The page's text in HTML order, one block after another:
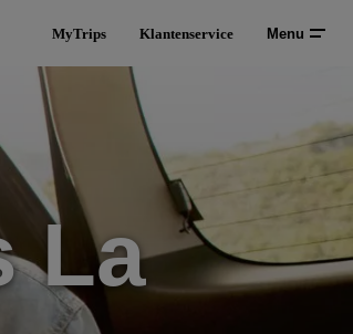
MyTrips Klantenservice Menu
La